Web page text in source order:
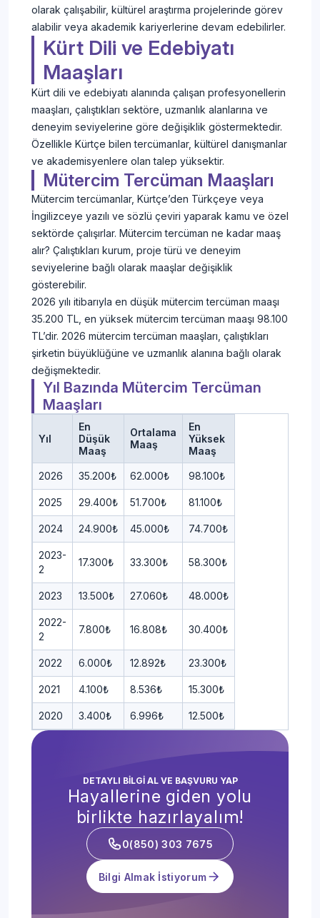
olarak çalışabilir, kültürel araştırma projelerinde görev
alabilir veya akademik kariyerlerine devam edebilirler.
Kürt Dili ve Edebiyatı
Maaşları
Kürt dili ve edebiyatı alanında çalışan profesyonellerin
maaşları, çalıştıkları sektöre, uzmanlık alanlarına ve
deneyim seviyelerine göre değişiklik göstermektedir.
Özellikle Kürtçe bilen tercümanlar, kültürel danışmanlar
ve akademisyenlere olan talep yüksektir.
Mütercim Tercüman Maaşları
Mütercim tercümanlar, Kürtçe’den Türkçeye veya
İngilizceye yazılı ve sözlü çeviri yaparak kamu ve özel
sektörde çalışırlar. Mütercim tercüman ne kadar maaş
alır? Çalıştıkları kurum, proje türü ve deneyim
seviyelerine bağlı olarak maaşlar değişiklik
gösterebilir.
2026 yılı itibarıyla en düşük mütercim tercüman maaşı
35.200 TL, en yüksek mütercim tercüman maaşı 98.100
TL’dir. 2026 mütercim tercüman maaşları, çalıştıkları
şirketin büyüklüğüne ve uzmanlık alanına bağlı olarak
değişmektedir.
Yıl Bazında Mütercim Tercüman
Maaşları
Yıl
En
Düşük
Maaş
Ortalama
Maaş
En
Yüksek
Maaş
2026 35.200₺ 62.000₺ 98.100₺
2025 29.400₺ 51.700₺ 81.100₺
2024 24.900₺ 45.000₺ 74.700₺
2023-
2
17.300₺ 33.300₺ 58.300₺
2023 13.500₺ 27.060₺ 48.000₺
2022-
2
7.800₺ 16.808₺ 30.400₺
2022 6.000₺ 12.892₺ 23.300₺
2021 4.100₺ 8.536₺ 15.300₺
2020 3.400₺ 6.996₺ 12.500₺
DETAYLI BİLGİ AL VE BAŞVURU YAP
Hayallerine giden yolu
birlikte hazırlayalım!
0(850) 303 7675
Bilgi Almak İstiyorum